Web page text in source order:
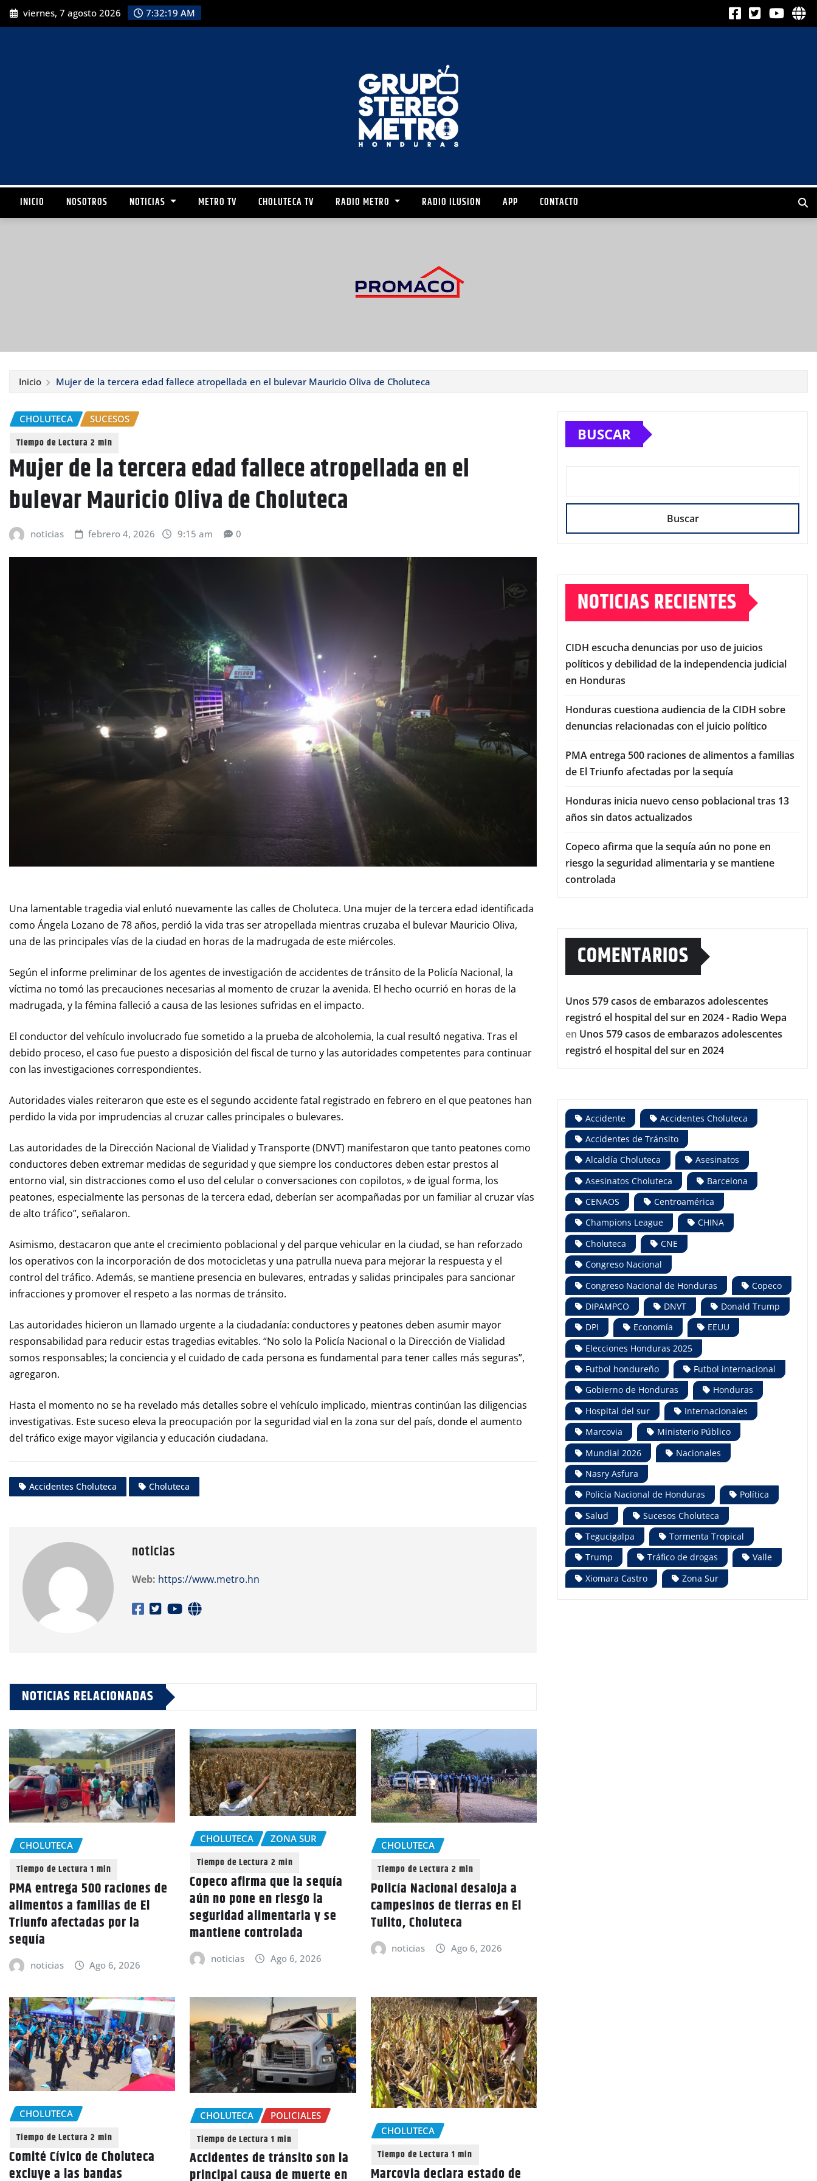
viernes, 7 agosto 2026 7:32:21 AM
INICIO NOSOTROS NOTICIAS METRO TV CHOLUTECA TV RADIO METRO RADIO ILUSION APP CONTACTO
Inicio Mujer de la tercera edad fallece atropellada en el bulevar Mauricio Oliva de Choluteca
CHOLUTECA SUCESOS
Mujer de la tercera edad fallece atropellada en el
bulevar Mauricio Oliva de Choluteca
noticias febrero 4, 2026 9:15 am 0
Una lamentable tragedia vial enlutó nuevamente las calles de Choluteca. Una mujer de la tercera edad identificada
como Ángela Lozano de 78 años, perdió la vida tras ser atropellada mientras cruzaba el bulevar Mauricio Oliva,
una de las principales vías de la ciudad en horas de la madrugada de este miércoles.
Según el informe preliminar de los agentes de investigación de accidentes de tránsito de la Policía Nacional, la
víctima no tomó las precauciones necesarias al momento de cruzar la avenida. El hecho ocurrió en horas de la
madrugada, y la fémina falleció a causa de las lesiones sufridas en el impacto.
El conductor del vehículo involucrado fue sometido a la prueba de alcoholemia, la cual resultó negativa. Tras el
debido proceso, el caso fue puesto a disposición del fiscal de turno y las autoridades competentes para continuar
con las investigaciones correspondientes.
Autoridades viales reiteraron que este es el segundo accidente fatal registrado en febrero en el que peatones han
perdido la vida por imprudencias al cruzar calles principales o bulevares.
Las autoridades de la Dirección Nacional de Vialidad y Transporte (DNVT) manifestaron que tanto peatones como
conductores deben extremar medidas de seguridad y que siempre los conductores deben estar prestos al
entorno vial, sin distracciones como el uso del celular o conversaciones con copilotos, » de igual forma, los
peatones, especialmente las personas de la tercera edad, deberían ser acompañadas por un familiar al cruzar vías
de alto tráfico”, señalaron.
Asimismo, destacaron que ante el crecimiento poblacional y del parque vehicular en la ciudad, se han reforzado
los operativos con la incorporación de dos motocicletas y una patrulla nueva para mejorar la respuesta y el
control del tráfico. Además, se mantiene presencia en bulevares, entradas y salidas principales para sancionar
infracciones y promover el respeto a las normas de tránsito.
Las autoridades hicieron un llamado urgente a la ciudadanía: conductores y peatones deben asumir mayor
responsabilidad para reducir estas tragedias evitables. “No solo la Policía Nacional o la Dirección de Vialidad
somos responsables; la conciencia y el cuidado de cada persona es fundamental para tener calles más seguras”,
agregaron.
Hasta el momento no se ha revelado más detalles sobre el vehículo implicado, mientras continúan las diligencias
investigativas. Este suceso eleva la preocupación por la seguridad vial en la zona sur del país, donde el aumento
del tráfico exige mayor vigilancia y educación ciudadana.
Accidentes Choluteca Choluteca
noticias
Web: https://www.metro.hn
NOTICIAS RELACIONADAS
CHOLUTECA
PMA entrega 500 raciones de
alimentos a familias de El
Triunfo afectadas por la
sequía
noticias Ago 6, 2026
CHOLUTECA ZONA SUR
Copeco afirma que la sequía
aún no pone en riesgo la
seguridad alimentaria y se
mantiene controlada
noticias Ago 6, 2026
CHOLUTECA
Policía Nacional desaloja a
campesinos de tierras en El
Tulito, Choluteca
noticias Ago 6, 2026
CHOLUTECA
Comité Cívico de Choluteca
excluye a las bandas
CHOLUTECA POLICIALES
Accidentes de tránsito son la
principal causa de muerte en
CHOLUTECA
Marcovia declara estado de
BUSCAR
Buscar
NOTICIAS RECIENTES
CIDH escucha denuncias por uso de juicios
políticos y debilidad de la independencia judicial
en Honduras
Honduras cuestiona audiencia de la CIDH sobre
denuncias relacionadas con el juicio político
PMA entrega 500 raciones de alimentos a familias
de El Triunfo afectadas por la sequía
Honduras inicia nuevo censo poblacional tras 13
años sin datos actualizados
Copeco afirma que la sequía aún no pone en
riesgo la seguridad alimentaria y se mantiene
controlada
COMENTARIOS
Unos 579 casos de embarazos adolescentes
registró el hospital del sur en 2024 - Radio Wepa
en Unos 579 casos de embarazos adolescentes
registró el hospital del sur en 2024
Accidente
Accidentes Choluteca
Accidentes de Tránsito
Alcaldía Choluteca
Asesinatos
Asesinatos Choluteca
Barcelona
CENAOS
Centroamérica
Champions League
CHINA
Choluteca
CNE
Congreso Nacional
Congreso Nacional de Honduras
Copeco
DIPAMPCO
DNVT
Donald Trump
DPI
Economía
EEUU
Elecciones Honduras 2025
Futbol hondureño
Futbol internacional
Gobierno de Honduras
Honduras
Hospital del sur
Internacionales
Marcovia
Ministerio Público
Mundial 2026
Nacionales
Nasry Asfura
Policía Nacional de Honduras
Política
Salud
Sucesos Choluteca
Tegucigalpa
Tormenta Tropical
Trump
Tráfico de drogas
Valle
Xiomara Castro
Zona Sur